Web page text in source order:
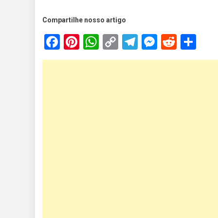
Compartilhe nosso artigo
Facebook
Pinterest
WhatsApp
Copy
Link
TelegramReddit